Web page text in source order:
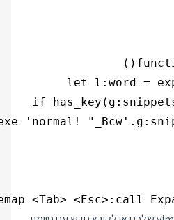
<Tab> <Esc>:call